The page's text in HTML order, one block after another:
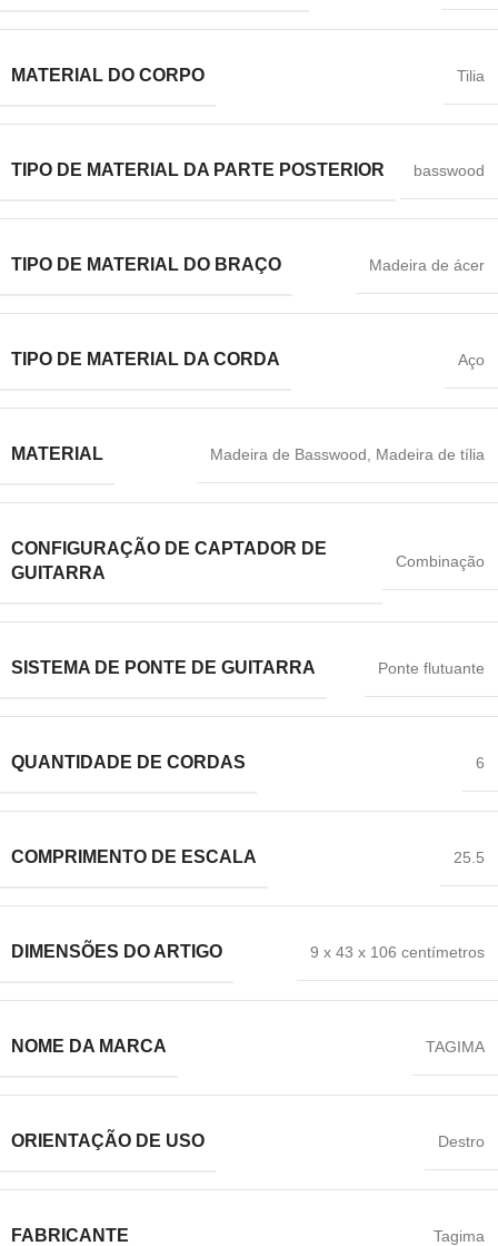
MATERIAL DO CORPO Tilia
TIPO DE MATERIAL DA PARTE POSTERIOR basswood
TIPO DE MATERIAL DO BRAÇO Madeira de ácer
TIPO DE MATERIAL DA CORDA Aço
MATERIAL Madeira de Basswood Madeira de tília
CONFIGURAÇÃO DE CAPTADOR DE
GUITARRA
Combinação
SISTEMA DE PONTE DE GUITARRA Ponte flutuante
QUANTIDADE DE CORDAS 6
COMPRIMENTO DE ESCALA 25.5
DIMENSÕES DO ARTIGO 9 x 43 x 106 centímetros
NOME DA MARCA TAGIMA
ORIENTAÇÃO DE USO Destro
FABRICANTE ‎Tagima